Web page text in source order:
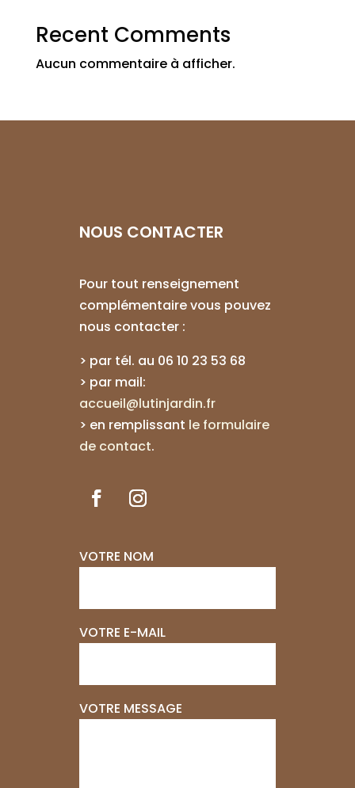
Recent Comments
Aucun commentaire à afficher.
NOUS CONTACTER
Pour tout renseignement
complémentaire vous pouvez
nous contacter :
> par tél. au 06 10 23 53 68
> par mail:
accueil@lutinjardin.fr
> en remplissant le formulaire
de contact.
VOTRE NOM
VOTRE E-MAIL
VOTRE MESSAGE